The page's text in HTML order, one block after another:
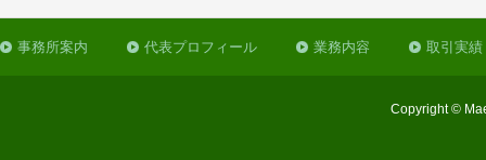
事務所案内 代表プロフィール 業務内容 取引実績
Copyright ©